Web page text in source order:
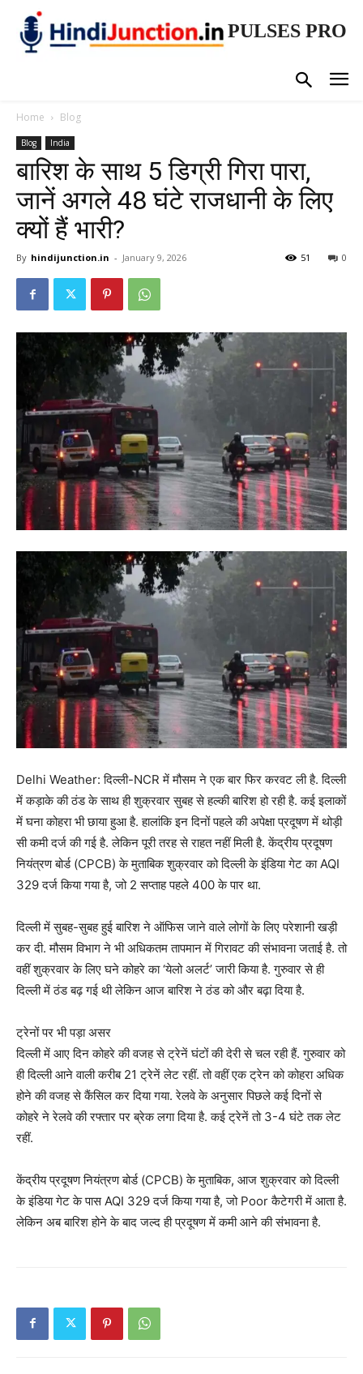
PULSES PRO
Home Blog
Blog India
बारिश के साथ 5 डिग्री गिरा पारा,
जानें अगले 48 घंटे राजधानी के लिए
क्यों हैं भारी?
By hindijunction.in - January 9, 2026 0
51
Delhi Weather: दिल्ली-NCR में मौसम ने एक बार फिर करवट ली है. दिल्ली
में कड़ाके की ठंड के साथ ही शुक्रवार सुबह से हल्की बारिश हो रही है. कई इलाकों
में घना कोहरा भी छाया हुआ है. हालांकि इन दिनों पहले की अपेक्षा प्रदूषण में थोड़ी
सी कमी दर्ज की गई है. लेकिन पूरी तरह से राहत नहीं मिली है. केंद्रीय प्रदूषण
नियंत्रण बोर्ड (CPCB) के मुताबिक शुक्रवार को दिल्ली के इंडिया गेट का AQI
329 दर्ज किया गया है, जो 2 सप्ताह पहले 400 के पार था.
दिल्ली में सुबह-सुबह हुई बारिश ने ऑफिस जाने वाले लोगों के लिए परेशानी खड़ी
कर दी. मौसम विभाग ने भी अधिकतम तापमान में गिरावट की संभावना जताई है. तो
वहीं शुक्रवार के लिए घने कोहरे का ‘येलो अलर्ट’ जारी किया है. गुरुवार से ही
दिल्ली में ठंड बढ़ गई थी लेकिन आज बारिश ने ठंड को और बढ़ा दिया है.
ट्रेनों पर भी पड़ा असर
दिल्ली में आए दिन कोहरे की वजह से ट्रेनें घंटों की देरी से चल रही हैं. गुरुवार को
ही दिल्ली आने वाली करीब 21 ट्रेनें लेट रहीं. तो वहीं एक ट्रेन को कोहरा अधिक
होने की वजह से कैंसिल कर दिया गया. रेलवे के अनुसार पिछले कई दिनों से
कोहरे ने रेलवे की रफ्तार पर ब्रेक लगा दिया है. कई ट्रेनें तो 3-4 घंटे तक लेट
रहीं.
केंद्रीय प्रदूषण नियंत्रण बोर्ड (CPCB) के मुताबिक, आज शुक्रवार को दिल्ली
के इंडिया गेट के पास AQI 329 दर्ज किया गया है, जो Poor कैटेगरी में आता है.
लेकिन अब बारिश होने के बाद जल्द ही प्रदूषण में कमी आने की संभावना है.